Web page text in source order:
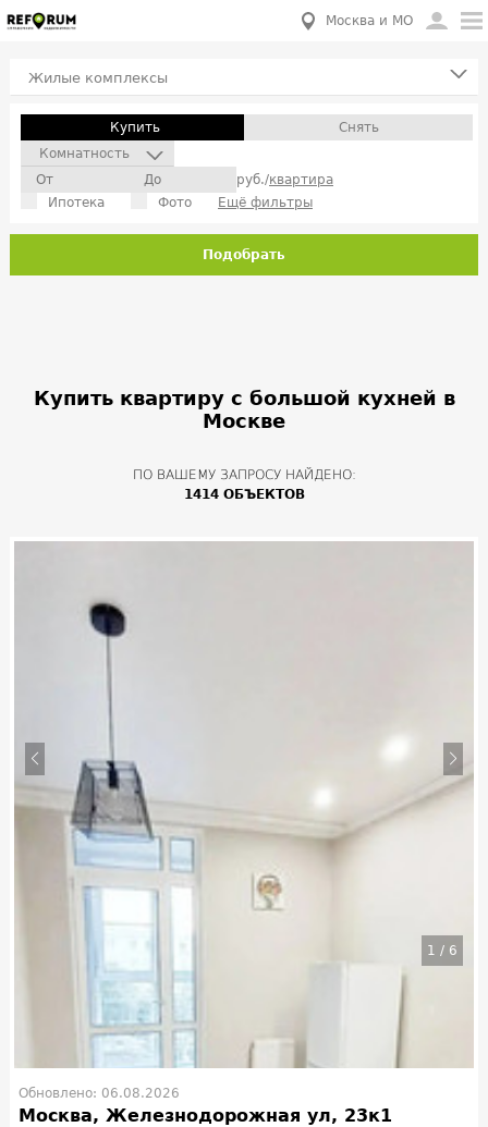
Москва и МО
Жилые комплексы
Купить
Снять
Комнатность
руб./квартира
Ипотека
Фото Ещё фильтры
Подобрать
Купить квартиру с большой кухней в
Москве
ПО ВАШЕМУ ЗАПРОСУ НАЙДЕНО:
1414 ОБЪЕКТОВ
1 / 6
Обновлено: 06.08.2026
Москва, Железнодорожная ул, 23к1